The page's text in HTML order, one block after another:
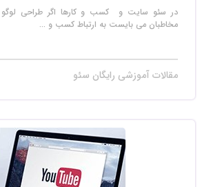
در سئو سایت و کسب و کارها اگر طراحی لوگو
مخاطبان می بایست به ارتباط کسب و ...
مقالات آموزشی رایگان سئو